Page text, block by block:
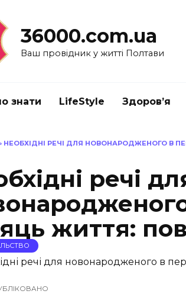
36000.com.ua
Ваш провідник у житті Полтави
знати LifeStyle Здоров’я
НЕОБХІДНІ РЕЧІ ДЛЯ НОВОНАРОДЖЕНОГО В
речі
життя: